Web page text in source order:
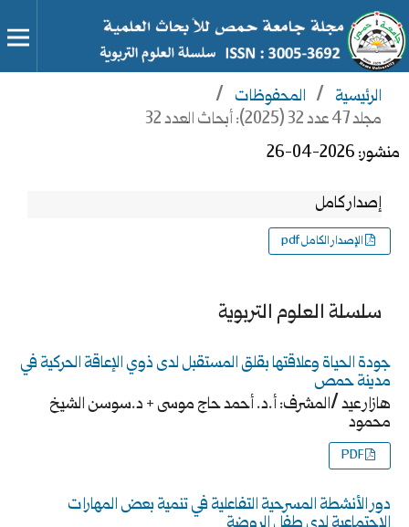
الرئيسية / المحفوظات /
مجلد 47 عدد 32 (2025): أبحاث العدد 32
منشور: 2026-04-26
إصدار كامل
الإصدار الكامل pdf
سلسلة العلوم التربوية
جودة الحياة وعلاقتها بقلق المستقبل لدى ذوي الإعاقة الحركية في
مدينة حمص
هازار عيد /المشرف: أ.د. أحمد حاج موسى + د.سوسن الشيخ
محمود
PDF
دور الأنشطة المسرحية التفاعلية في تنمية بعض المهارات